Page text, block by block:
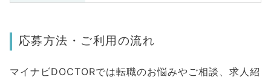
応募方法・ご利用の流れ
マイナビDOCTORでは転職のお悩みやご相談、求人紹